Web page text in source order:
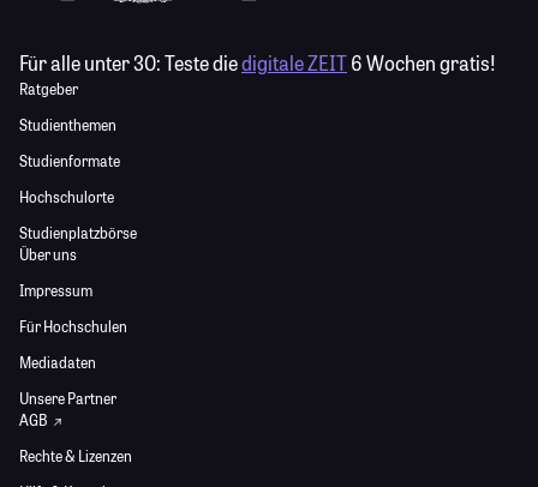
Für alle unter 30:Teste diedigitale ZEIT6 Wochen gratis!
Ratgeber
Studienthemen
Studienformate
Hochschulorte
Studienplatzbörse
Über uns
Impressum
Für Hochschulen
Mediadaten
Unsere Partner
AGB
Rechte & Lizenzen